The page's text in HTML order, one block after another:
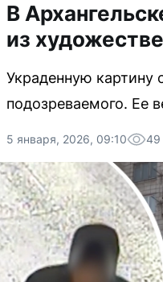
В
из
Украденную картину
подозреваемого. Ее
5 января, 2026, 09:10 49